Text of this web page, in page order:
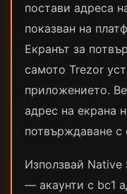
постави адреса
показван на
Екранът за
самото Trezor
приложението.
адрес на екрана
потвърждаване с
Използвай Native
— акаунти с bc1